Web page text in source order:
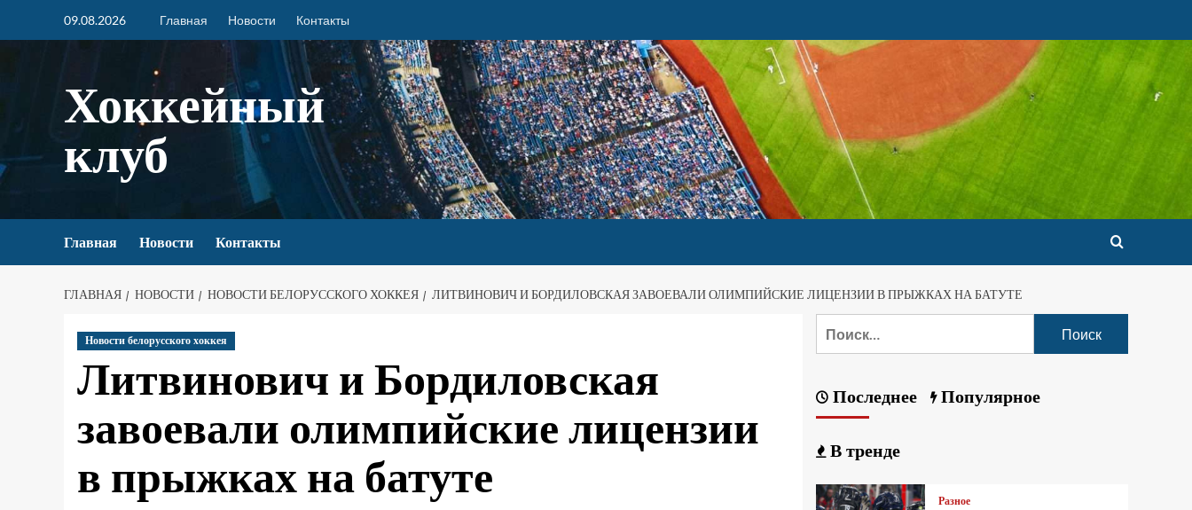
09.08.2026 Главная Новости Контакты
Хоккейный
клуб
Главная Новости Контакты
ГЛАВНАЯ НОВОСТИ НОВОСТИ БЕЛОРУССКОГО ХОККЕЯ ЛИТВИНОВИЧ И БОРДИЛОВСКАЯ ЗАВОЕВАЛИ ОЛИМПИЙСКИЕ ЛИЦЕНЗИИ В ПРЫЖКАХ НА БАТУТЕ
Новости белорусского хоккея
Литвинович и Бордиловская
завоевали олимпийские лицензии
в прыжках на батуте
Последнее Популярное
В тренде
Разное